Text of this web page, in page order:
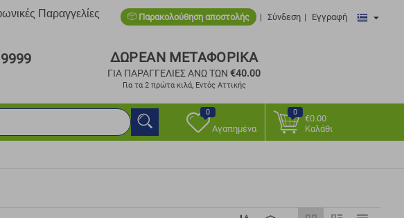
Παρακολούθηση αποστολής Σύνδεση Εγγραφή
Παραγγελίες
ΔΩΡΕΑΝ ΜΕΤΑΦΟΡΙΚΑ
ΓΙΑ ΠΑΡΑΓΓΕΛΙΕΣ ΑΝΩ ΤΩΝ€40.00
Για τα 2 πρώτα κιλά, Εντός Αττικής
0
Αγαπημένα
0
€0.00
Καλάθι